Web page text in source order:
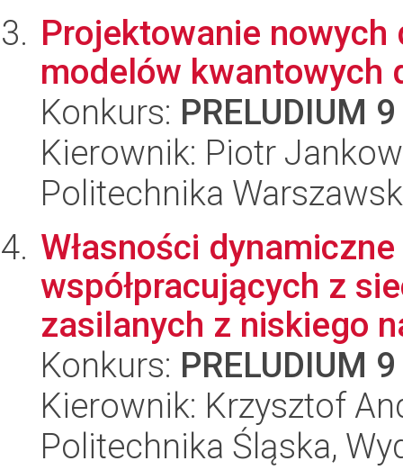
Projektowanie
modelów kwantowych
Konkurs: PRELUDIUM 9
Kierownik: Piotr
Politechnika
Własności
współpracujących z
zasilanych z niskiego
Konkurs: PRELUDIUM 9
Kierownik: Krzysztof
Politechnika Śląska,